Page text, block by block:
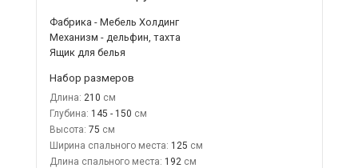
Фабрика - Мебель Холдинг
Механизм - дельфин, тахта
Ящик для белья
Набор размеров
Длина: 210
Глубина: 145 - 150
Высота: 75
Ширина спального места: 125
Длина спального места: 192